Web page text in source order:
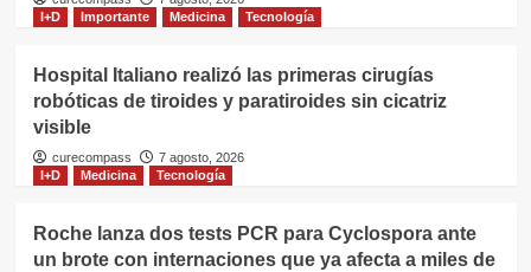
I+D
Importante Medicina Tecnología
Hospital Italiano realizó las primeras cirugías
robóticas de tiroides y paratiroides sin cicatriz
visible
curecompass
7 agosto, 2026
I+D
Medicina Tecnología
Roche lanza dos tests PCR para Cyclospora ante
un brote con internaciones que ya afecta a miles de